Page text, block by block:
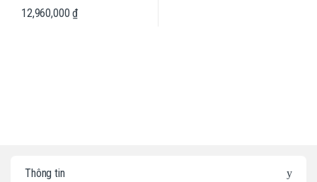
12,960,000₫
Thông tin